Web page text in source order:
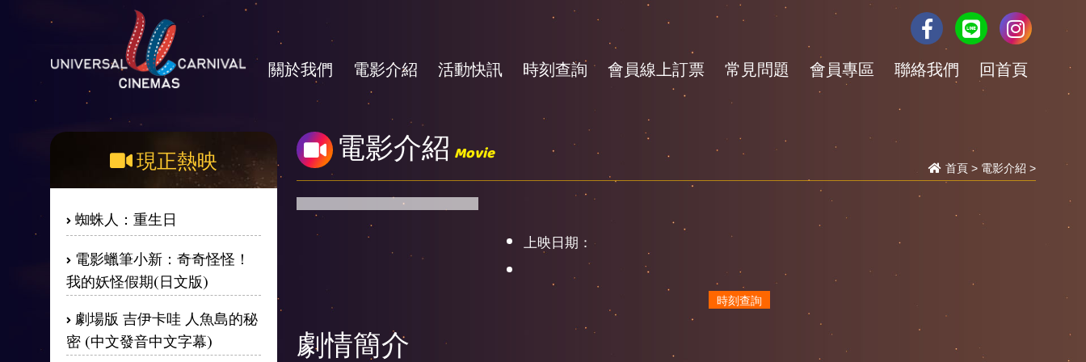
關於我們 電影介紹 活動快訊 時刻查詢 會員線上訂票 常見問題 會員專區 聯絡我們 回首頁
現正熱映
蜘蛛人：重生日
電影蠟筆小新：奇奇怪怪！
我的妖怪假期(日文版)
劇場版 吉伊卡哇 人魚島的秘
密 (中文發音中文字幕)
電影介紹 Movie
首頁 > 電影介紹 >
上映日期：
時刻查詢
劇情簡介